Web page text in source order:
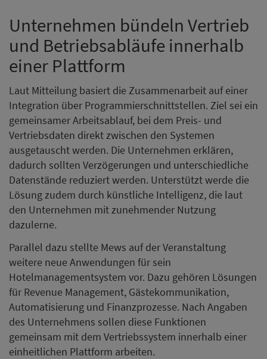
Unternehmen bündeln Vertrieb
und Betriebsabläufe innerhalb
einer Plattform
Laut Mitteilung basiert die Zusammenarbeit auf einer
Integration über Programmierschnittstellen. Ziel sei ein
gemeinsamer Arbeitsablauf, bei dem Preis- und
Vertriebsdaten direkt zwischen den Systemen
ausgetauscht werden. Die Unternehmen erklären,
dadurch sollten Verzögerungen und unterschiedliche
Datenstände reduziert werden. Unterstützt werde die
Lösung zudem durch künstliche Intelligenz, die laut
den Unternehmen mit zunehmender Nutzung
dazulerne.
Parallel dazu stellte Mews auf der Veranstaltung
weitere neue Anwendungen für sein
Hotelmanagementsystem vor. Dazu gehören Lösungen
für Revenue Management, Gästekommunikation,
Automatisierung und Finanzprozesse. Nach Angaben
des Unternehmens sollen diese Funktionen
gemeinsam mit dem Vertriebssystem innerhalb einer
einheitlichen Plattform arbeiten.